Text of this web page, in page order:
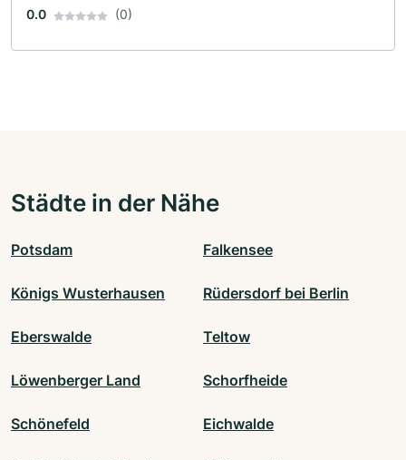
0.0 (0)
Städte in der Nähe
Potsdam Falkensee
Königs Wusterhausen Rüdersdorf bei Berlin
Eberswalde Teltow
Löwenberger Land Schorfheide
Schönefeld Eichwalde